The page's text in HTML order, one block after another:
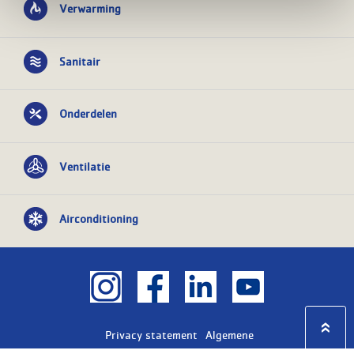
Verwarming
Sanitair
Onderdelen
Ventilatie
Airconditioning
Privacy statement
Algemene